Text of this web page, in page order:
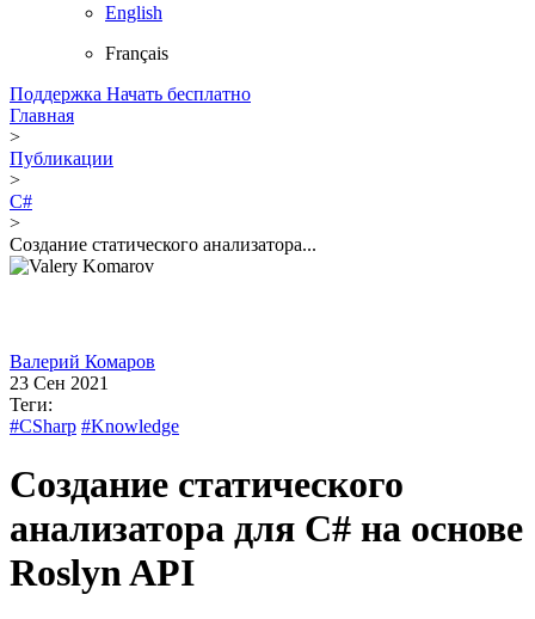
English
Français
Поддержка Начать бесплатно
Главная
>
Публикации
>
C#
>
Создание статического анализатора...
Валерий Комаров
23 Сен 2021
Теги:
#CSharp #Knowledge
Создание статического
анализатора для C# на основе
Roslyn API